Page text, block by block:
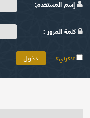
إسم المستخدم:
كلمة المرور :
تذكرني؟